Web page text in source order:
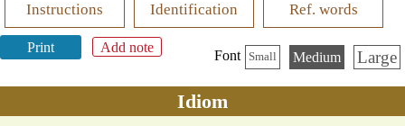
Instructions Identification Ref. words
Print Add note
Font Small Medium Large
Idiom